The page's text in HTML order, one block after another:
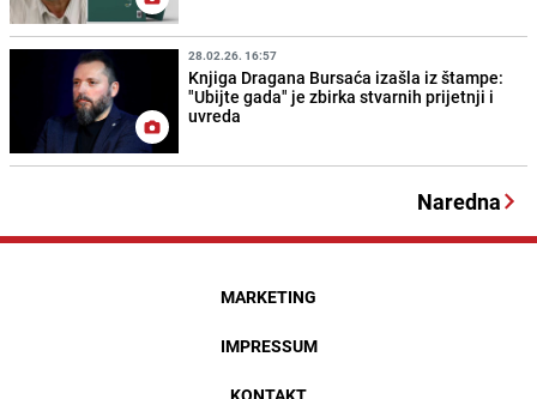
28.02.26. 16:57
Knjiga Dragana Bursaća izašla iz štampe:
"Ubijte gada" je zbirka stvarnih prijetnji i
uvreda
Naredna
MARKETING
IMPRESSUM